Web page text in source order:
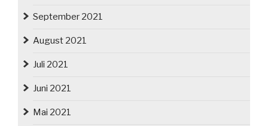
September 2021
August 2021
Juli 2021
Juni 2021
Mai 2021